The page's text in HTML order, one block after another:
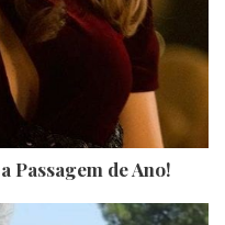
Passagem de Ano!